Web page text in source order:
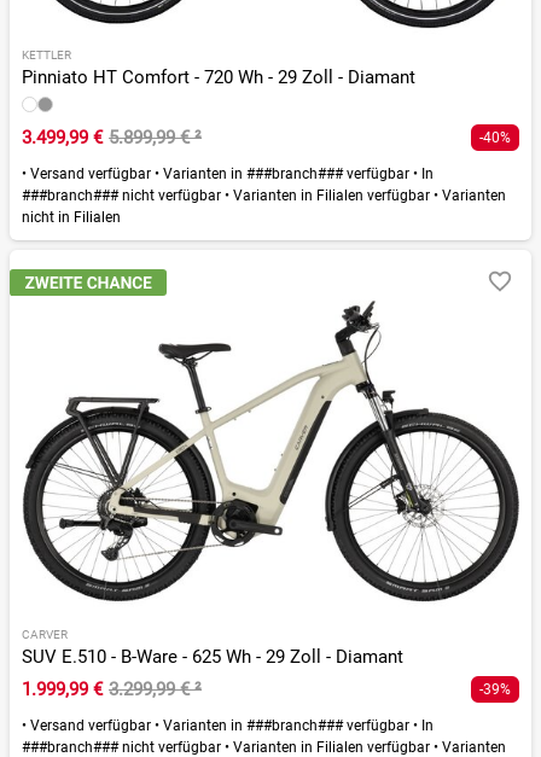
KETTLER
Pinniato HT Comfort - 720 Wh - 29 Zoll - Diamant
3.499,99 € 5.899,99 €² -40%
• Versand verfügbar • Varianten in ###branch### verfügbar • In
###branch### nicht verfügbar • Varianten in Filialen verfügbar • Varianten
nicht in Filialen
CARVER
SUV E.510 - B-Ware - 625 Wh - 29 Zoll - Diamant
1.999,99 € 3.299,99 €² -39%
• Versand verfügbar • Varianten in ###branch### verfügbar • In
###branch### nicht verfügbar • Varianten in Filialen verfügbar • Varianten